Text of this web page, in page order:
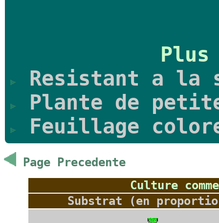
Resistant a la
Plante de
Feuillage
Page Precedente
Culture
Substrat (en